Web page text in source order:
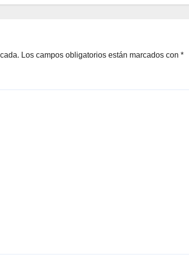
Los campos obligatorios están marcados con *